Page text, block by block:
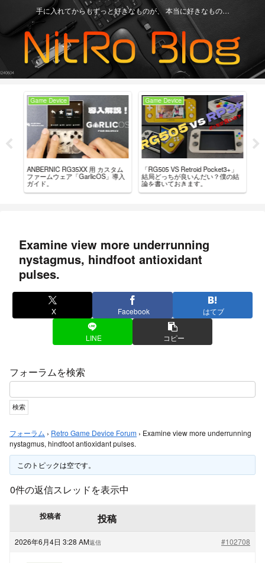
手に入れてからもずっと好きなものが、 本当に好きなもの…
Game Device
ANBERNIC RG35XX 用 カスタム
ファームウェア「GarlicOS」導入
ガイド。
Game Device
「RG505 VS Retroid Pocket3+」
結局どっちが良いんだい？僕の結
論を書いておきます。
Examine view more underrunning
nystagmus, hindfoot antioxidant
pulses.
X Facebook はてブ
LINE コピー
フォーラムを検索
フォーラム › Retro Game Device Forum › Examine view more underrunning
nystagmus, hindfoot antioxidant pulses.
このトピックは空です。
0件の返信スレッドを表示中
投稿者 投稿
2026年6月4日 3:28 AM #102708
返信